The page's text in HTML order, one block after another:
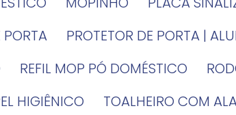
PORTA
PROTETOR DE PORTA |
REFIL MOP PÓ DOMÉSTICO
HIGIÊNICO
TOALHEIRO COM